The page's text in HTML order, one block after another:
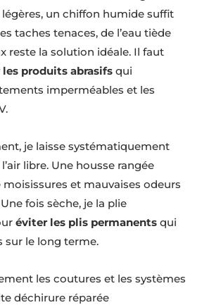
légères, un chiffon humide suffit
taches tenaces, de l’eau tiède
reste la solution idéale. Il faut
produits abrasifs qui
imperméables et les
je laisse systématiquement
libre. Une housse rangée
et mauvaises odeurs
fois sèche, je la plie
éviter les plis permanents qui
sur le long terme.
les coutures et les systèmes
déchirure réparée